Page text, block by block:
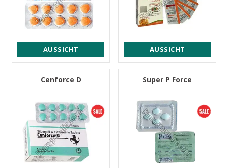
AUSSICHT AUSSICHT
Cenforce D Super P Force